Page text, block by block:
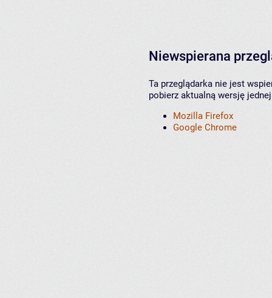
Niewspierana
Ta przeglądarka nie jest
pobierz aktualną wersję
Mozilla Firefox
Google Chrome